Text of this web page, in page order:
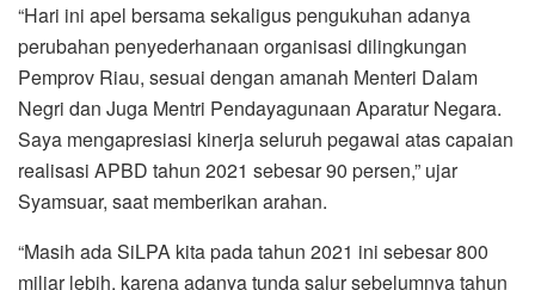
“Hari ini apel bersama sekaligus pengukuhan adanya
perubahan penyederhanaan organisasi dilingkungan
Pemprov Riau, sesuai dengan amanah Menteri Dalam
Negri dan Juga Mentri Pendayagunaan Aparatur Negara.
Saya mengapresiasi kinerja seluruh pegawai atas capaian
realisasi APBD tahun 2021 sebesar 90 persen,” ujar
Syamsuar, saat memberikan arahan.
“Masih ada SiLPA kita pada tahun 2021 ini sebesar 800
miliar lebih, karena adanya tunda salur sebelumnya tahun